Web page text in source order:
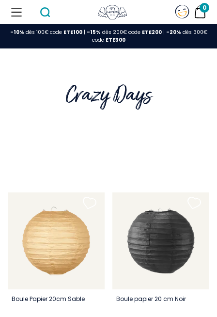
0
-10% dès 100€ code ETE100| -15% dès 200€ code ETE200| -20% dès 300€
code ETE300
Crazy Days
Boule Papier 20cm Sable Boule papier 20 cm Noir